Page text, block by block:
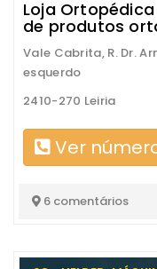
Loja
de produtos
Vale Cabrita, R. Dr.
esquerdo
2410-270 Leiria
Ver
6 comentários